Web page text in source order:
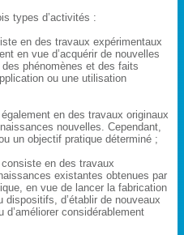
types d’activités :
en des travaux expérimentaux
en vue d’acquérir de nouvelles
phénomènes et des faits
ou une utilisation
en des travaux originaux
nouvelles. Cependant,
un objectif pratique déterminé ;
consiste en des travaux
existantes obtenues par
en vue de lancer la fabrication
d’établir de nouveaux
considérablement